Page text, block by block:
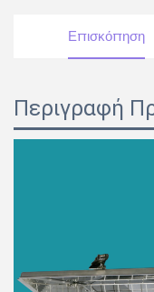
Επισκόπηση
Περιγραφή